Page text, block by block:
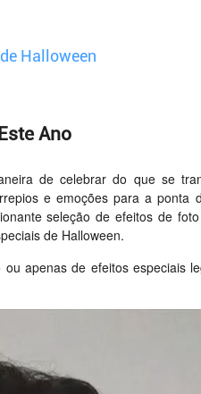
Halloween
Ano
de celebrar do que se
e emoções para a ponta
seleção de efeitos de
de Halloween.
apenas de efeitos especiais